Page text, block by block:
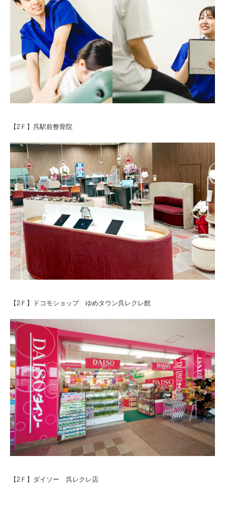
【2Ｆ】呉駅前整骨院
【2Ｆ】ドコモショップ ゆめタウン呉レクレ館
【2Ｆ】ダイソー 呉レクレ店